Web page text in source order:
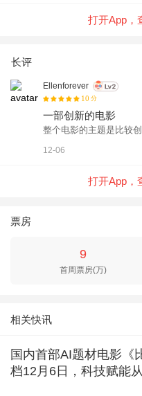
打开App，
长评
Ellenforever
10 分
一部创新的电影
整个电影的主题是比较
合起来，还是第一次看
这部电影中的父子情是
形象，所以男主角在开
拳击机器人的时候让其
没有，可能只有导演自
历改编而来，这样痛的
拥抱亲吻，画面很温馨
子走进水中抚慰自己的
船，讲爷爷奶奶私奔的
在水上的故事。 这个电
的场景设计、故事设计
12-06
打开App，
票房
9
首周票房(万)
相关快讯
国内首部AI题材电影《
档12月6日，科技赋能